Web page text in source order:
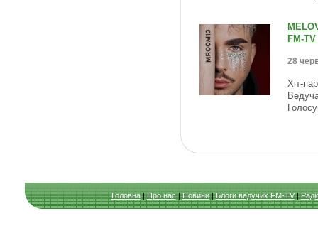
FM-
28
Хіт-
Головна|Про нас|Новини|Блоги ведучих FM-TV|